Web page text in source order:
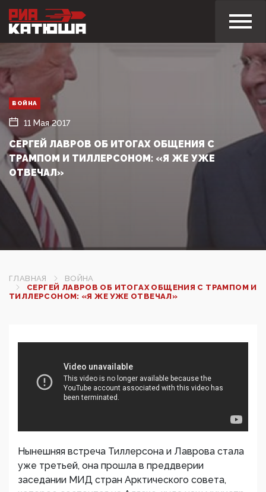
ВОЙНА
11 Мая 2017
СЕРГЕЙ ЛАВРОВ ОБ ИТОГАХ ОБЩЕНИЯ С
ТРАМПОМ И ТИЛЛЕРСОНОМ: «Я ЖЕ УЖЕ
ОТВЕЧАЛ»
ГЛАВНАЯ
ВОЙНА
СЕРГЕЙ ЛАВРОВ ОБ ИТОГАХ ОБЩЕНИЯ С ТРАМПОМ И
ТИЛЛЕРСОНОМ: «Я ЖЕ УЖЕ ОТВЕЧАЛ»
Нынешняя встреча Тиллерсона и Лаврова стала
уже третьей, она прошла в преддверии
заседании МИД стран Арктического совета,